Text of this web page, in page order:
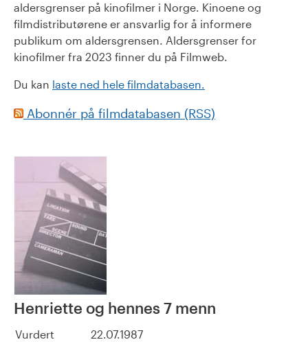
aldersgrenser på kinofilmer i Norge. Kinoene og
filmdistributørene er ansvarlig for å informere
publikum om aldersgrensen. Aldersgrenser for
kinofilmer fra 2023 finner du på Filmweb.
Du kan laste ned hele filmdatabasen.
Abonnér på filmdatabasen (RSS)
Henriette og hennes 7 menn
Vurdert
22.07.1987